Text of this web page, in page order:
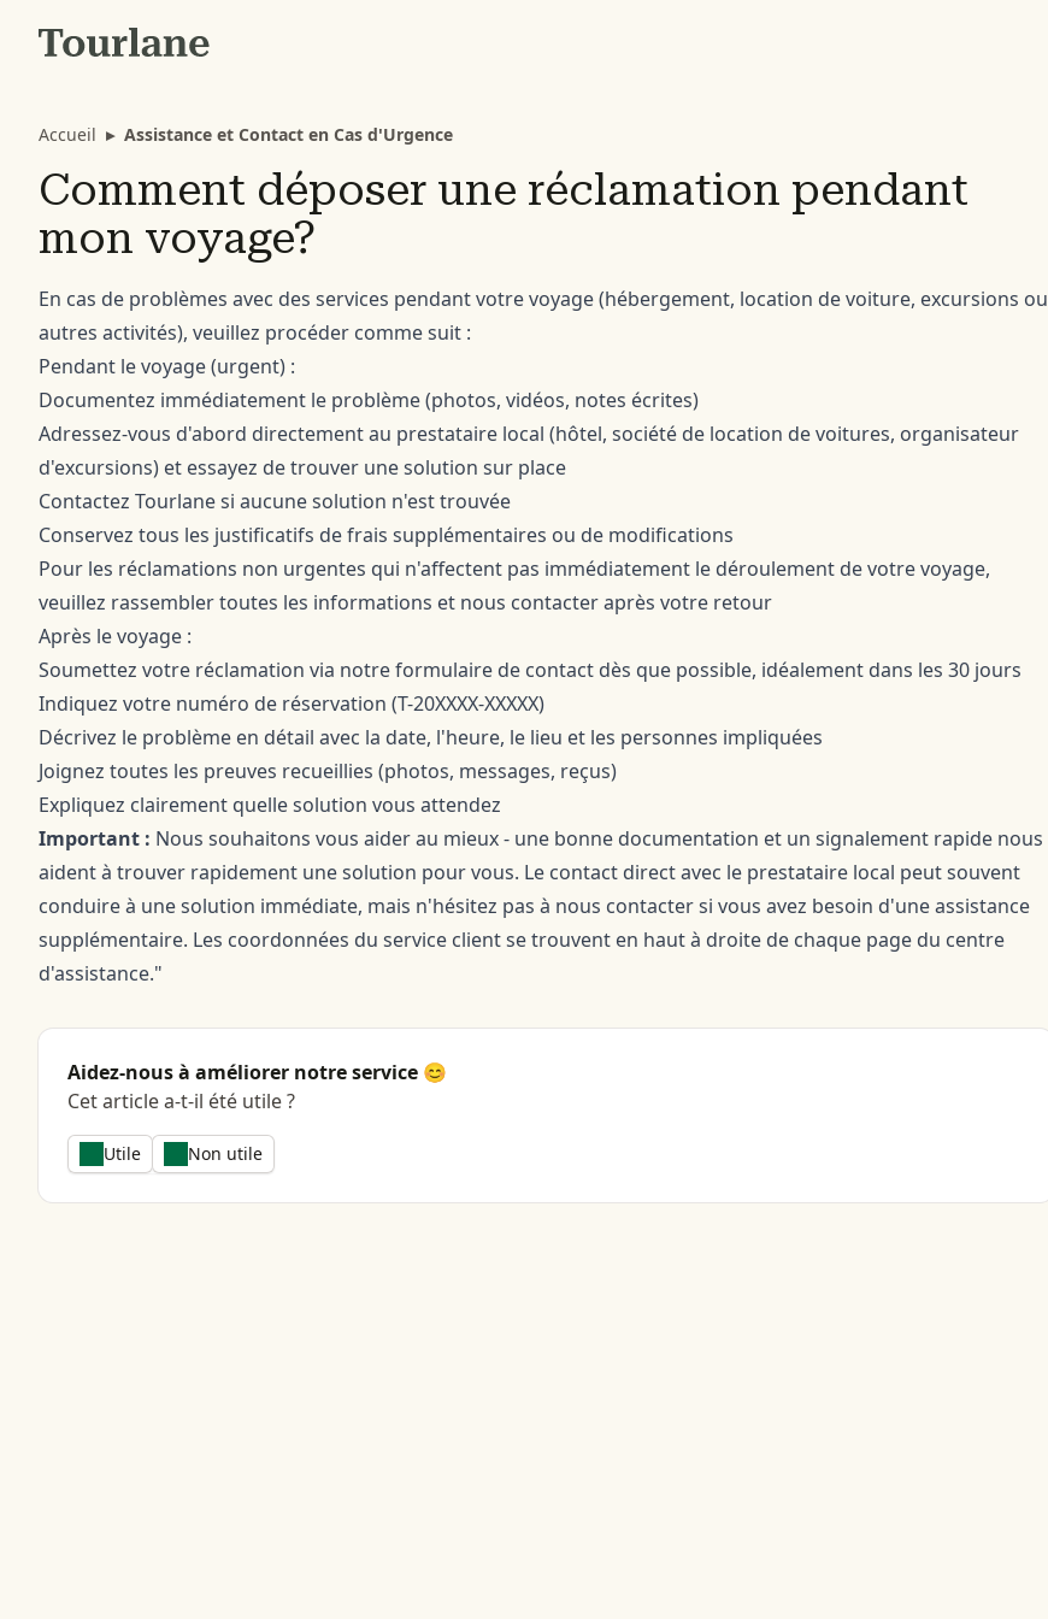
Accueil ▸ Assistance et Contact en Cas d'Urgence
Comment déposer une réclamation pendant
mon voyage?
En cas de problèmes avec des services pendant votre voyage (hébergement, location de voiture, excursions ou
autres activités), veuillez procéder comme suit :
Pendant le voyage (urgent) :
Documentez immédiatement le problème (photos, vidéos, notes écrites)
Adressez-vous d'abord directement au prestataire local (hôtel, société de location de voitures, organisateur
d'excursions) et essayez de trouver une solution sur place
Contactez Tourlane si aucune solution n'est trouvée
Conservez tous les justificatifs de frais supplémentaires ou de modifications
Pour les réclamations non urgentes qui n'affectent pas immédiatement le déroulement de votre voyage,
veuillez rassembler toutes les informations et nous contacter après votre retour
Après le voyage :
Soumettez votre réclamation via notreformulaire de contact dès que possible, idéalement dans les 30 jours
Indiquez votre numéro de réservation (T-20XXXX-XXXXX)
Décrivez le problème en détail avec la date, l'heure, le lieu et les personnes impliquées
Joignez toutes les preuves recueillies (photos, messages, reçus)
Expliquez clairement quelle solution vous attendez
Important : Nous souhaitons vous aider au mieux - une bonne documentation et un signalement rapide nous
aident à trouver rapidement une solution pour vous. Le contact direct avec le prestataire local peut souvent
conduire à une solution immédiate, mais n'hésitez pas à nous contacter si vous avez besoin d'une assistance
supplémentaire. Les coordonnées du service client se trouvent en haut à droite de chaque page du centre
d'assistance."
Aidez-nous à améliorer notre service 😊
Cet article a-t-il été utile ?
Utile Non utile